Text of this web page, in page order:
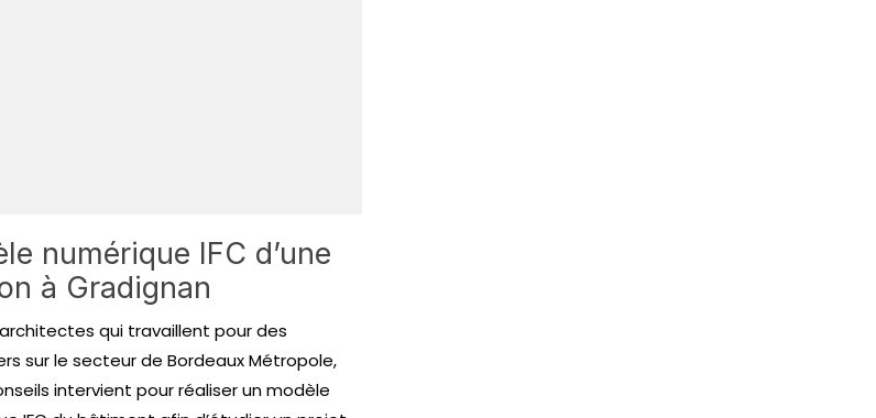
numérique IFC d’une
à Gradignan
qui travaillent pour des
sur le secteur de Bordeaux Métropole,
intervient pour réaliser un modèle